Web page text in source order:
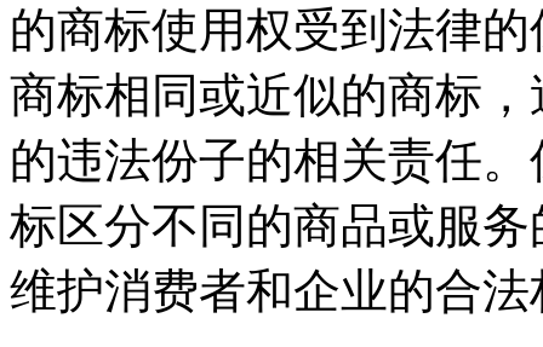
的商标使用权受到法律
商标相同或近似的商标
的违法份子的相关责任
标区分不同的商品或服
维护消费者和企业的合法